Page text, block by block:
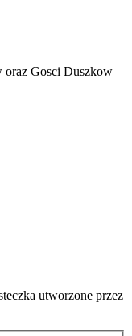
oraz Gosci Duszkow
utworzone przez